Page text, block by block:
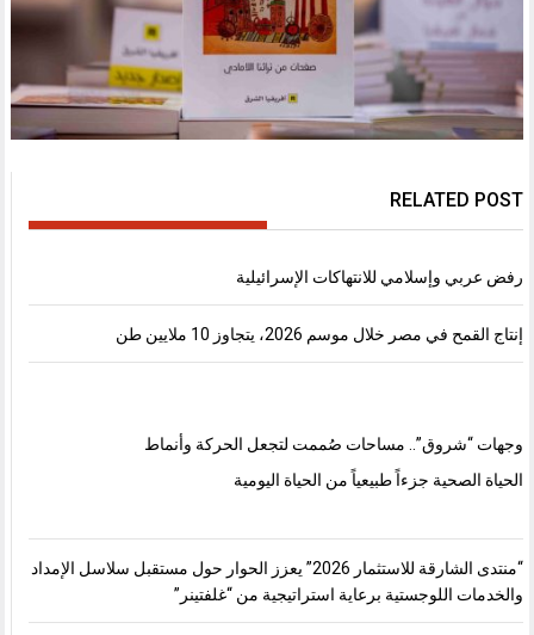
RELATED POST
رفض عربي وإسلامي للانتهاكات الإسرائيلية
إنتاج القمح في مصر خلال موسم 2026، يتجاوز 10 ملايين طن
وجهات “شروق”.. مساحات صُممت لتجعل الحركة وأنماط
الحياة الصحية جزءاً طبيعياً من الحياة اليومية
“منتدى الشارقة للاستثمار 2026” يعزز الحوار حول مستقبل سلاسل الإمداد
والخدمات اللوجستية برعاية استراتيجية من “غلفتينر”